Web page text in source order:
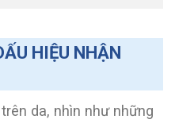
HIỆU NHẬN
da, nhìn như những